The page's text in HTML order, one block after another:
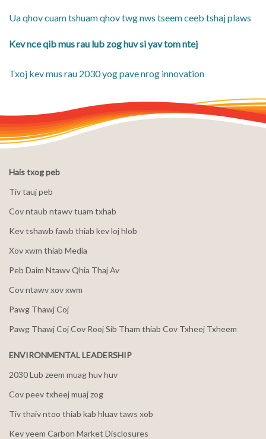
Ua qhov cuam tshuam qhov twg nws tseem ceeb tshaj plaws
Kev nce qib mus rau lub zog huv si yav tom ntej
Txoj kev mus rau 2030 yog pave nrog innovation
Hais txog peb
Tiv tauj peb
Cov ntaub ntawv tuam txhab
Kev tshawb fawb thiab kev loj hlob
Xov xwm thiab Media
Peb Daim Ntawv Qhia Thaj Av
Cov ntawv xov xwm
Pawg Thawj Coj
Pawg Thawj Coj Cov Rooj Sib Tham thiab Cov Txheej Txheem
ENVIRONMENTAL LEADERSHIP
2030 Lub zeem muag huv huv
Cov peev txheej muaj zog
Tiv thaiv ntoo thiab kab hluav taws xob
Kev yeem Carbon Market Disclosures